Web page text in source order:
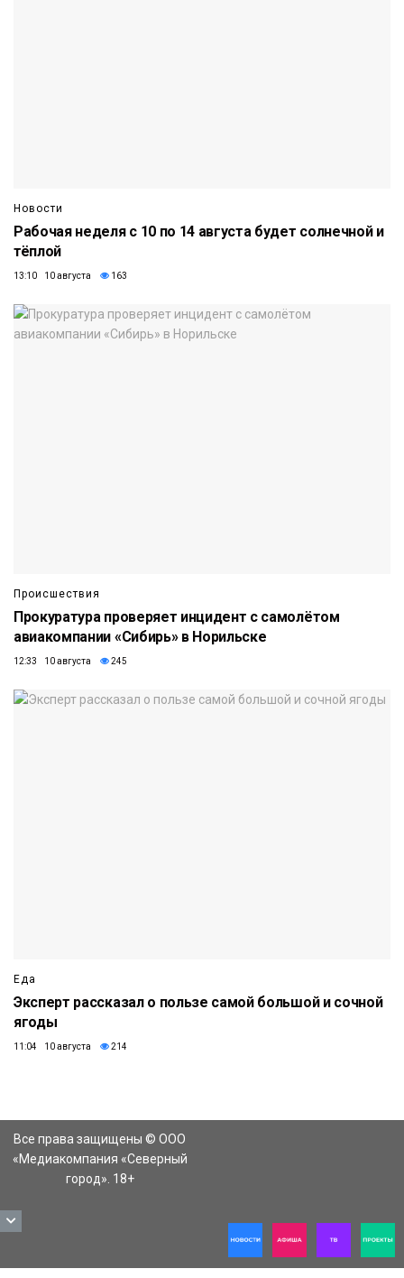
Новости
Рабочая неделя с 10 по 14 августа будет солнечной и
тёплой
13:10 10 августа 163
Происшествия
Прокуратура проверяет инцидент с самолётом
авиакомпании «Сибирь» в Норильске
12:33 10 августа 245
Еда
Эксперт рассказал о пользе самой большой и сочной
ягоды
11:04 10 августа 214
Все права защищены © ООО
«Медиакомпания «Северный
город». 18+